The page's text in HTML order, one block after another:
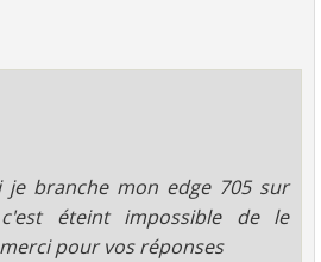
branche mon edge 705 sur
éteint impossible de le
pour vos réponses